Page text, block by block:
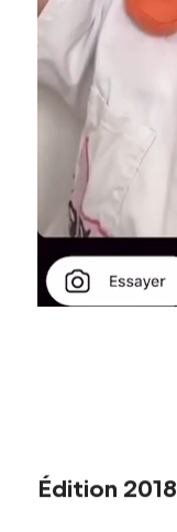
Édition 2018